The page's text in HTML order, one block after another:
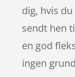
dig, hvis
sendt hen
en god
ingen